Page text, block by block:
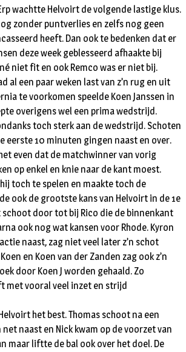
wachtte Helvoirt de volgende lastige klus.
zonder puntverlies en zelfs nog geen
heeft. Dan ook te bedenken dat er
deze week geblesseerd afhaakte bij
niet fit en ook Remco was er niet bij.
al een paar weken last van z’n rug en uit
te voorkomen speelde Koen Janssen in
overigens wel een prima wedstrijd.
toch sterk aan de wedstrijd. Schoten
eerste 10 minuten gingen naast en over.
even dat de matchwinner van vorig
op enkel en knie naar de kant moest.
toch te spelen en maakte toch de
ook de grootste kans van Helvoirt in de 1e
door tot bij Rico die de binnenkant
ook nog wat kansen voor Rhode. Kyron
naast, zag niet veel later z’n schot
en Koen van der Zanden zag ook z’n
door Koen J worden gehaald. Zo
met vooral veel inzet en strijd
het best. Thomas schoot na een
naast en Nick kwam op de voorzet van
maar liftte de bal ook over het doel. De